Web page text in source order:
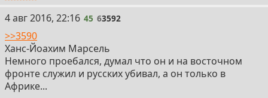
45
4 авг 2016, 22:16 45 63592
>>3590
Ханс-Йоахим Марсель
Немного проебался, думал что он и на восточном
фронте служил и русских убивал, а он только в
Африке...